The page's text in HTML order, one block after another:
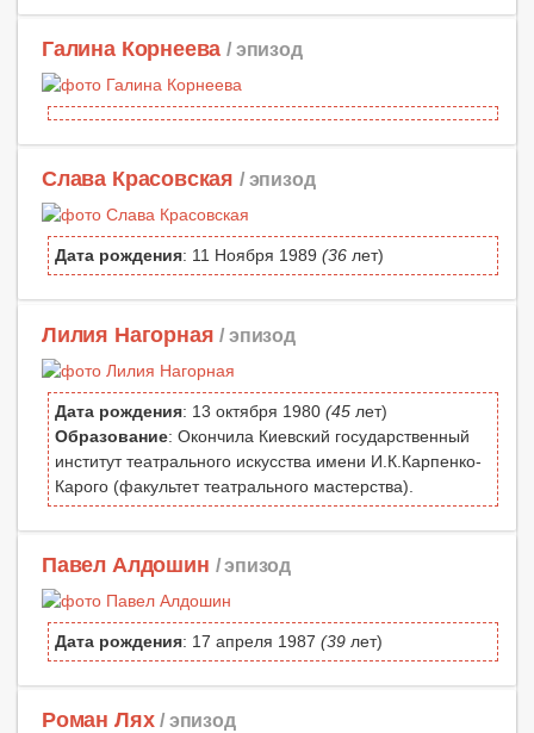
Галина Корнеева / эпизод
Слава Красовская / эпизод
Дата рождения: 11 Ноября 1989 (36 лет)
Лилия Нагорная / эпизод
Дата рождения: 13 октября 1980 (45 лет)
Образование: Окончила Киевский государственный
институт театрального искусства имени И.К.Карпенко-
Карого (факультет театрального мастерства).
Павел Алдошин / эпизод
Дата рождения: 17 апреля 1987 (39 лет)
Роман Лях / эпизод